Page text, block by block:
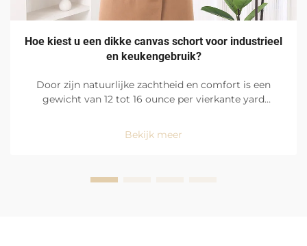
Hoe kiest u een dikke canvas schort voor industrieel
en keukengebruik?
Door zijn natuurlijke zachtheid en comfort is een
gewicht van 12 tot 16 ounce per vierkante yard
Met een gelijkmatig verdeelde en dichte
Bekijk meer